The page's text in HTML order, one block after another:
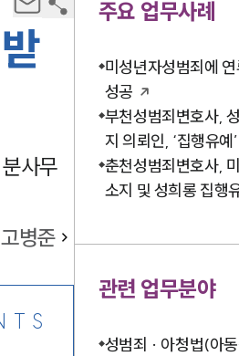
사무
고병준
주요 업무사례
미성년자성범죄에
성공
부천성범죄변호사,
지 의뢰인, ‘집행유예
춘천성범죄변호사,
소지 및 성희롱 집행
관련 업무분야
성범죄 · 아청법(아